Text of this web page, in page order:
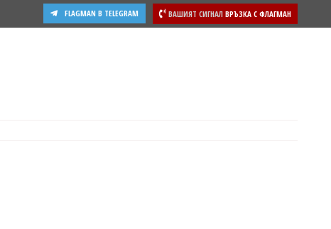
ВАШИЯТ СИГНАЛ ВРЪЗКА С ФЛАГМАН
FLAGMAN В TELEGRAM